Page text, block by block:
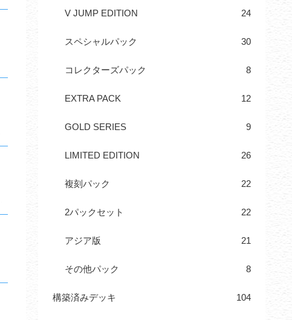
V JUMP EDITION 24
スペシャルパック 30
コレクターズパック 8
EXTRA PACK 12
GOLD SERIES 9
LIMITED EDITION 26
複刻パック 22
2パックセット 22
アジア版 21
その他パック 8
構築済みデッキ 104